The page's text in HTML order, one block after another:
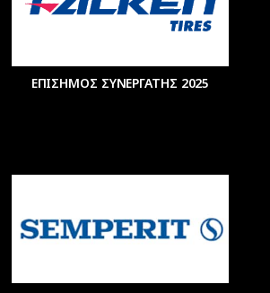
ΕΠΙΣΗΜΟΣ ΣΥΝΕΡΓΑΤΗΣ 2025